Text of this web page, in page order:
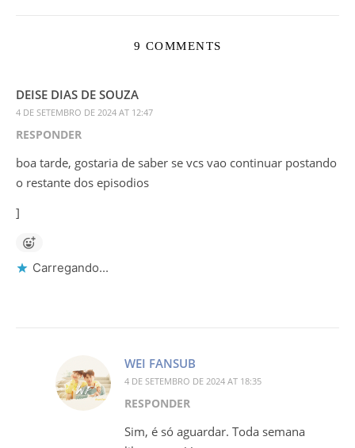
9 COMMENTS
DEISE DIAS DE SOUZA
4 DE SETEMBRO DE 2024 AT 12:47
RESPONDER
boa tarde, gostaria de saber se vcs vao continuar postando
o restante dos episodios
]
Carregando...
WEI FANSUB
4 DE SETEMBRO DE 2024 AT 18:35
RESPONDER
Sim, é só aguardar. Toda semana